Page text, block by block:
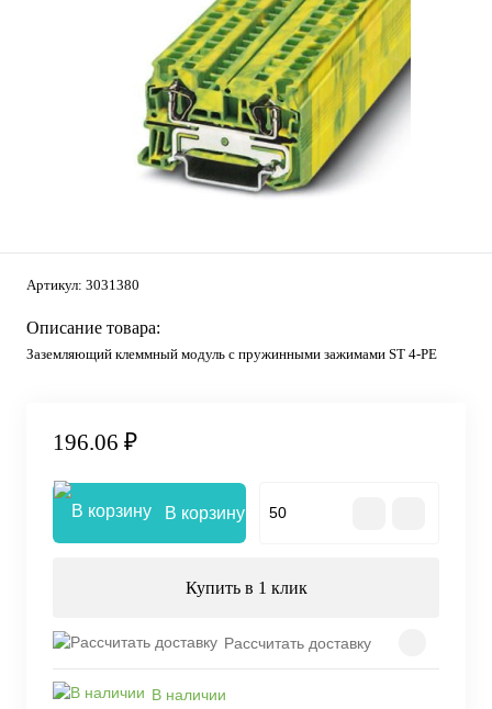
Артикул: 3031380
Описание товара:
Заземляющий клеммный модуль с пружинными зажимами ST 4-PE
196.06 ₽
В корзину
Купить в 1 клик
Рассчитать доставку
В наличии